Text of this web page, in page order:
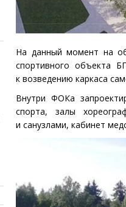
На данный момент на
спортивного объекта
к возведению каркаса
Внутри ФОКа
спорта, залы
и санузлами, кабинет